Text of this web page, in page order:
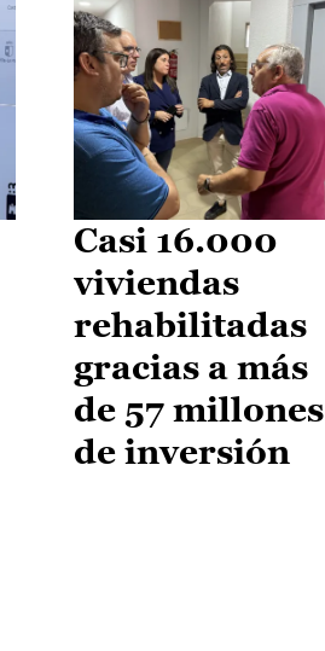
Casi 16.000
viviendas
rehabilitadas
gracias a más
de 57 millones
de inversión